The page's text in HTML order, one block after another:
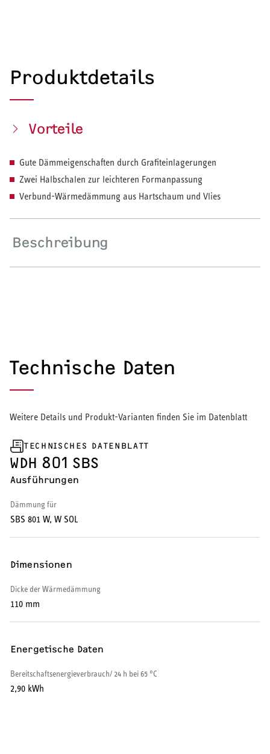
Elektroheizung
WARMWASSER
Warmwasserspeicher
Kochendwassergeräte
Produktdetails
Vorteile
Gute Dämmeigenschaften durch Grafiteinlagerungen
Zwei Halbschalen zur leichteren Formanpassung
Verbund-Wärmedämmung aus Hartschaum und Vlies
Beschreibung
Technische Daten
Weitere Details und Produkt-Varianten finden Sie im Datenblatt
TECHNISCHES DATENBLATT
WDH 801 SBS
Ausführungen
Dämmung für
SBS 801 W, W SOL
Dimensionen
Dicke der Wärmedämmung
110 mm
Energetische Daten
Bereitschaftsenergieverbrauch/ 24 h bei 65 °C
2,90 kWh